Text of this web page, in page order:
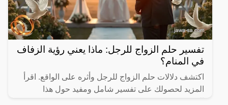
تفسير حلم الزواج للرجل: ماذا يعني رؤية الزفاف
في المنام؟
اكتشف دلالات حلم الزواج للرجل وأثره على الواقع. اقرأ
المزيد لحصولك على تفسير شامل ومفيد حول هذا